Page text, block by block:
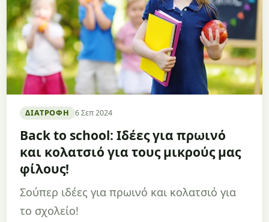
ΔΙΑΤΡΟΦΉ 6 Σεπ 2024
Back to school: Ιδέες για πρωινό
και κολατσιό για τους μικρούς μας
φίλους!
Σούπερ ιδέες για πρωινό και κολατσιό για
το σχολείο!